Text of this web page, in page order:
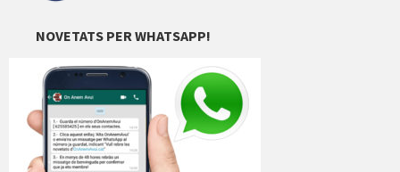
NOVETATS PER WHATSAPP!